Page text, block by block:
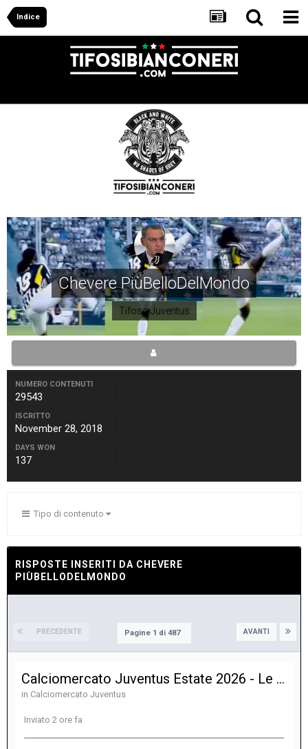
Indice
Chevere PiùBelloDelMondo
Tifoso Juventus
NUMERO CONTENUTI
29543
ISCRITTO
November 28, 2018
DAYS WON
137
Tipo di contenuto
RISPOSTE INSERITI DA CHEVERE
PIÙBELLODELMONDO
PRECEDENTE AVANTI
Pagine 1 di 487
Calciomercato Juventus Estate 2026 - Le notizie sulle trattative
in Calciomercato Juventus
Inviato 2 ore fa